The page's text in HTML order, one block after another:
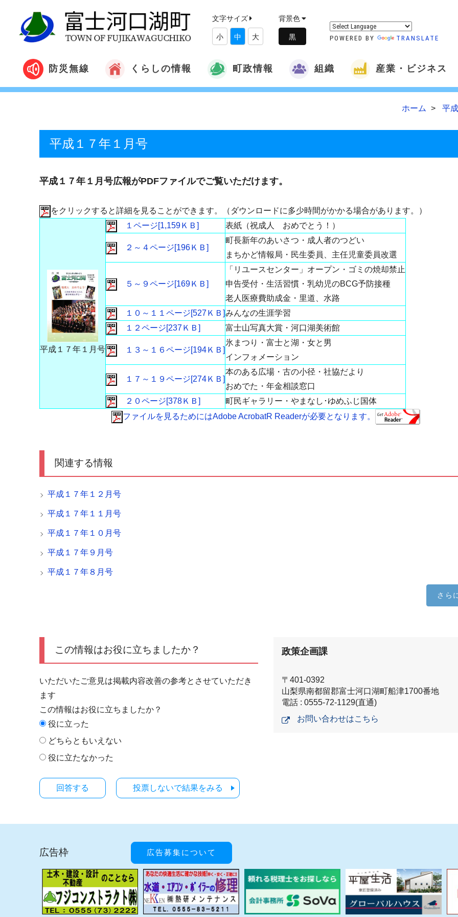
文字サイズ
小 中 大
背景色
POWERED BY TRANSLATE
防災無線 くらしの情報 町政情報 組織 産業・ビジネス
ホーム 平
平成１７年１月号
平成１７年１月号広報がPDFファイルでご覧いただけます。
をクリックすると詳細を見ることができます。（ダウンロードに多少時間がかかる場合があります。）
平成１７年１月号
１ページ[1,159ＫＢ] 表紙（祝成人 おめでとう！）
２～４ページ[196ＫＢ]
町長新年のあいさつ・成人者のつどい
まちかど情報局・民生委員、主任児童委員改選
５～９ページ[169ＫＢ]
「リユースセンター」オープン・ゴミの焼却禁止
申告受付・生活習慣・乳幼児のBCG予防接種
老人医療費助成金・里道、水路
１０～１１ページ[527ＫＢ]みんなの生涯学習
１２ページ[237ＫＢ]
富士山写真大賞・河口湖美術館
１３～１６ページ[194ＫＢ]
氷まつり・富士と湖・女と男
インフォメーション
１７～１９ページ[274ＫＢ]
本のある広場・古の小径・社協だより
おめでた・年金相談窓口
２０ページ[378ＫＢ]
町民ギャラリー・やまなし･ゆめふじ国体
ファイルを見るためにはAdobe AcrobatR Readerが必要となります。
関連する情報
平成１７年１２月号
平成１７年１１月号
平成１７年１０月号
平成１７年９月号
平成１７年８月号
さら
この情報はお役に立ちましたか？
いただいたご意見は掲載内容改善の参考とさせていただき
ます
この情報はお役に立ちましたか？
役に立った
どちらともいえない
役に立たなかった
投票しないで結果をみる
政策企画課
〒401-0392
山梨県南都留郡富士河口湖町船津1700番地
電話 : 0555-72-1129(直通)
お問い合わせはこちら
広告枠 広告募集について